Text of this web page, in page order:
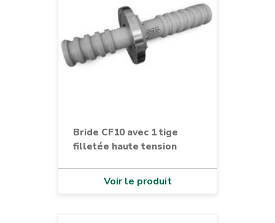
Bride CF10 avec 1 tige
filletée haute tension
Voir le produit